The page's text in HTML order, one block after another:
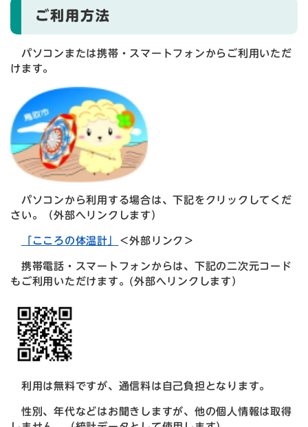
ご利用方法
パソコンまたは携帯・スマートフォンからご利用いただ
けます。
パソコンから利用する場合は、下記をクリックしてくだ
さい。（外部へリンクします）
「こころの体温計」 ＜外部リンク＞
携帯電話・スマートフォンからは、下記の二次元コード
もご利用いただけます。(外部へリンクします）
利用は無料ですが、通信料は自己負担となります。
性別、年代などはお聞きしますが、他の個人情報は取得